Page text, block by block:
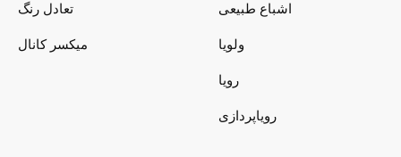
تعادل رنگ
میکسر کانال
اشباع طبیعی
ولویا
رویا
رویاپردازی